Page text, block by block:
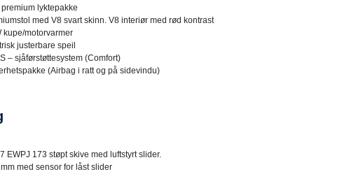
premium lyktepakke
med V8 svart skinn. V8 interiør med rød kontrast
kupe/motorvarmer
justerbare speil
– sjåførstøttesystem (Comfort)
(Airbag i ratt og på sidevindu)
EWPJ 173 støpt skive med luftstyrt slider.
med sensor for låst slider